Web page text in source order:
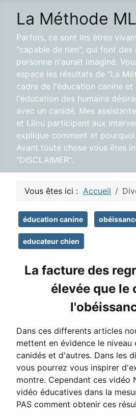
La Méthode ML
Parfois, ce sont les êtres
"capable de rien", qui font des
personne n'aurait imaginé.
espace les résultats de "La
cadre de l'éducation canine
l'éducation des humains
avec un canidé. Mes
et Lilou participent aux
explique comment et
Avant toute chose vous êtes
"DISCLAIMER".
Vous êtes ici : Accueil
éducation canine
educateur chien
La facture des
élevée que le
Dans ces differents articles
mettent en évidence le
canidés et d'autres. Dans les
vous pourrez vous inspirer
montre. Cependant ces vidéo
vidéo éducatives dans la
PAS comment obtenir ces